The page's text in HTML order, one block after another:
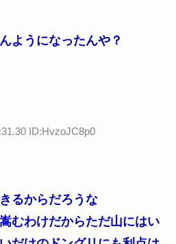
ようになったんや？
ID:HvzoJC8p0
るからだろうな
むわけだからただ山にはい